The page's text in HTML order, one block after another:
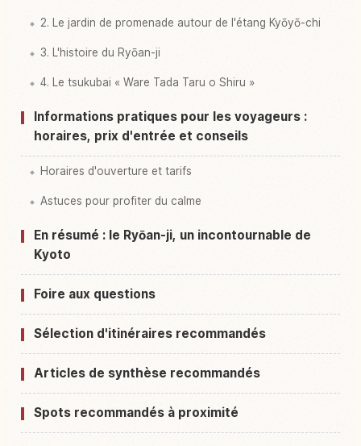
2. Le jardin de promenade autour de l'étang Kyōyō-chi
3. L'histoire du Ryōan-ji
4. Le tsukubai « Ware Tada Taru o Shiru »
Informations pratiques pour les voyageurs :
horaires, prix d'entrée et conseils
Horaires d'ouverture et tarifs
Astuces pour profiter du calme
En résumé : le Ryōan-ji, un incontournable de
Kyoto
Foire aux questions
Sélection d'itinéraires recommandés
Articles de synthèse recommandés
Spots recommandés à proximité